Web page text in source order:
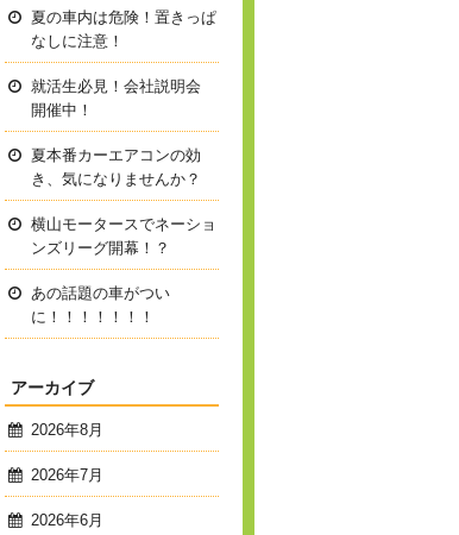
夏の車内は危険！置きっぱ
なしに注意！
就活生必見！会社説明会
開催中！
夏本番カーエアコンの効
き、気になりませんか？
横山モータースでネーショ
ンズリーグ開幕！？
あの話題の車がつい
に！！！！！！！
アーカイブ
2026年8月
2026年7月
2026年6月